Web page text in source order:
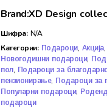
Brand:XD Design
Шифра: N/A
Категории: Подароци, Акција,
Новогодишни подароци,
пол, Подароци за
пензионирање, Подароци за
Популарни подароци,
подароци